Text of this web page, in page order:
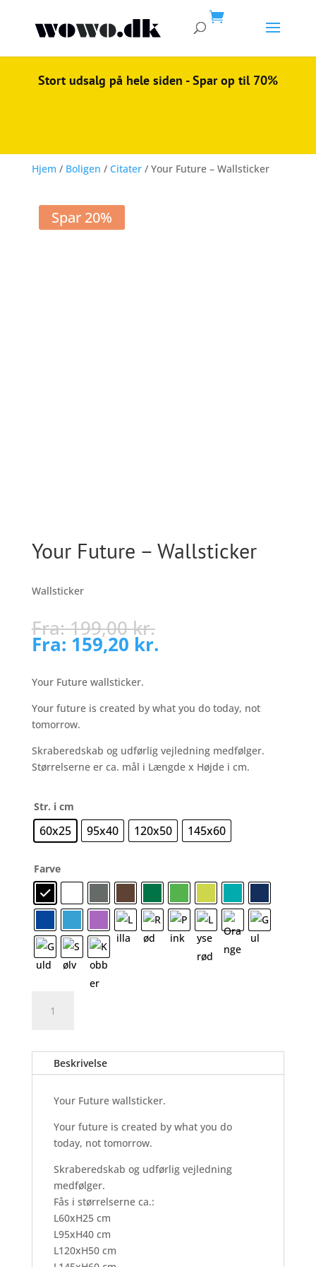

Stort udsalg på hele siden - Spar op til 70%
Hjem / Boligen / Citater/ Your Future – Wallsticker
Spar 20%
Your Future – Wallsticker
Wallsticker
Fra:199,00kr.
Fra: 159,20 kr.
Your Future wallsticker.
Your future is created by what you do today, not
tomorrow.
Skraberedskab og udførlig vejledning medfølger.
Størrelserne er ca. mål i Længde x Højde i cm.
Str. i cm
60x25 95x40 120x50 145x60
Farve
Future
antalBeskrivelse
Your Future wallsticker.
Your future is created by what you do
today, not tomorrow.
Skraberedskab og udførlig vejledning
medfølger.
Fås i størrelserne ca.:
L60xH25 cm
L95xH40 cm
L120xH50 cm